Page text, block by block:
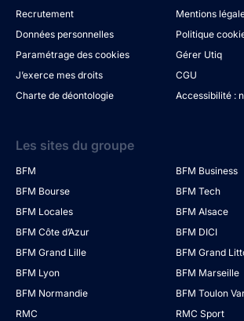
Recrutement
Mentions
Données personnelles
Politique
Paramétrage des cookies
Gérer Utiq
J’exerce mes droits
CGU
Charte de déontologie
Accessibilité :
Les sites du groupe
BFM
BFM Business
BFM Bourse
BFM Tech
BFM Locales
BFM Alsace
BFM Côte d’Azur
BFM DICI
BFM Grand Lille
BFM Grand
BFM Lyon
BFM Marseille
BFM Normandie
BFM Toulon
RMC
RMC Sport